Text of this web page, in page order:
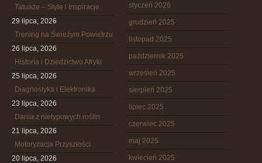
Tatuaże – Style i Inspiracje
29 lipca, 2026
Trening na Świeżym Powietrzu
26 lipca, 2026
Historia i Dziedzictwo Afryki
25 lipca, 2026
Diagnostyka i Elektronika
23 lipca, 2026
Dania z nietypowych roślin
21 lipca, 2026
Motoryzacja Przyszłości
20 lipca, 2026
styczeń 2026
grudzień 2025
listopad 2025
październik 2025
wrzesień 2025
sierpień 2025
lipiec 2025
czerwiec 2025
maj 2025
kwiecień 2025